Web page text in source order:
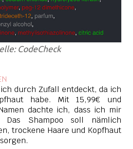
CodeCheck
durch Zufall entdeckt, da ich
habe. Mit 15,99€ und
dachte ich, dass ich mir
Das Shampoo soll nämlich
trockene Haare und Kopfhaut